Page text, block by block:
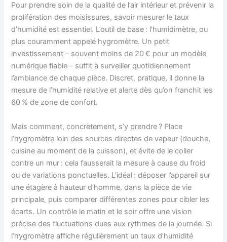
Pour prendre soin de la qualité de l’air intérieur et prévenir la
prolifération des moisissures, savoir mesurer le taux
d’humidité est essentiel. L’outil de base : l’humidimètre, ou
plus couramment appelé hygromètre. Un petit
investissement – souvent moins de 20 € pour un modèle
numérique fiable – suffit à surveiller quotidiennement
l’ambiance de chaque pièce. Discret, pratique, il donne la
mesure de l’humidité relative et alerte dès qu’on franchit les
60 % de zone de confort.
Mais comment, concrètement, s’y prendre ? Place
l’hygromètre loin des sources directes de vapeur (douche,
cuisine au moment de la cuisson), et évite de le coller
contre un mur : cela fausserait la mesure à cause du froid
ou de variations ponctuelles. L’idéal : déposer l’appareil sur
une étagère à hauteur d’homme, dans la pièce de vie
principale, puis comparer différentes zones pour cibler les
écarts. Un contrôle le matin et le soir offre une vision
précise des fluctuations dues aux rythmes de la journée. Si
l’hygromètre affiche régulièrement un taux d’humidité